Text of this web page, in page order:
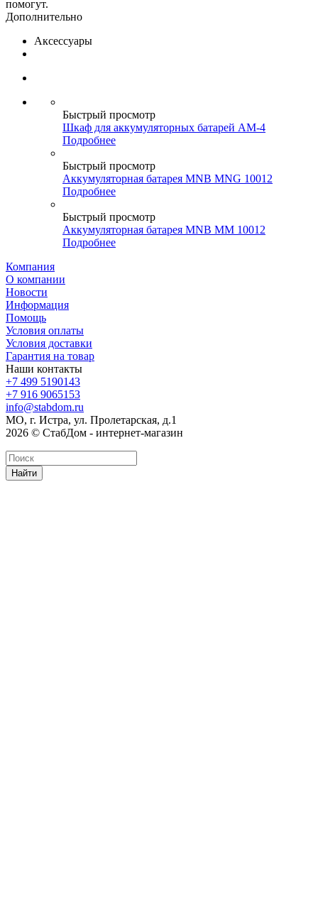
помогут.
Дополнительно
Аксессуары
Быстрый просмотр
Шкаф для аккумуляторных батарей АМ-4
Подробнее
Быстрый просмотр
Аккумуляторная батарея MNB MNG 10012
Подробнее
Быстрый просмотр
Аккумуляторная батарея MNB MM 10012
Подробнее
Компания
О компании
Новости
Информация
Помощь
Условия оплаты
Условия доставки
Гарантия на товар
Наши контакты
+7 499 5190143
+7 916 9065153
info@stabdom.ru
МО, г. Истра, ул. Пролетарская, д.1
2026 © СтабДом - интернет-магазин
Найти